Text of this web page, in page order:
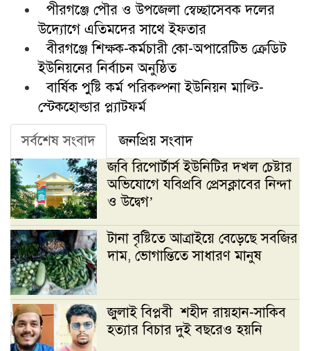
পীরগঞ্জে পৌর ও উপজেলা স্বেচ্ছাসেবক দলের
উদ্যোগে এতিমদের সাথে ইফতার
বীরগঞ্জে শিক্ষক-কর্মচারী কো-অপারেটিভ ক্রেডিট
ইউনিয়নের নির্বাচন অনুষ্ঠিত
বার্ষিক পুষ্টি কর্ম পরিকল্পনা ইউনিয়ন মাল্টি-
স্টেকহোল্ডার প্ল্যাটফর্ম
সর্বশেষ সংবাদ
জনপ্রিয় সংবাদ
জবি রিপোর্টার্স ইউনিটির দখল চেষ্টার
অভিযোগে যবিপ্রবি প্রেসক্লাবের নিন্দা
ও উদ্বেগ’
টানা বৃষ্টিতে আত্রাইয়ে বেড়েছে সবজির
দাম, ভোগান্তিতে সাধারণ মানুষ
জুলাই বিপ্লবী শহীদ রায়হান-সাকিব
হত্যার বিচার দুই বছরেও হয়নি